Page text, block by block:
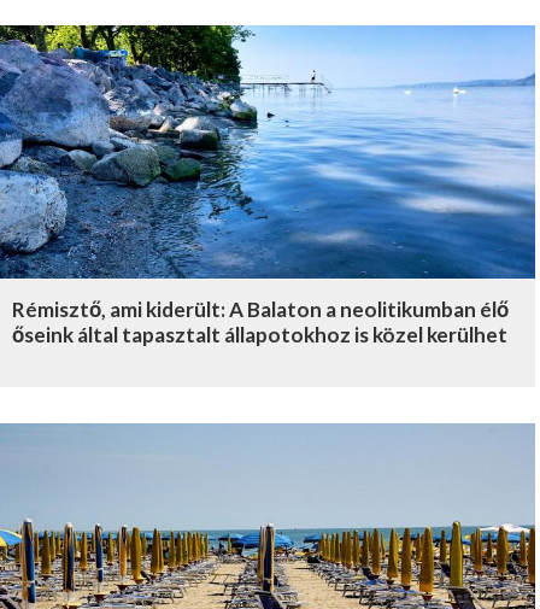
Rémisztő, ami kiderült: A Balaton a neolitikumban élő
őseink által tapasztalt állapotokhoz is közel kerülhet